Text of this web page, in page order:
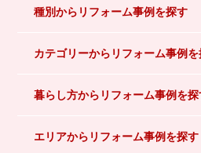
種別からリフォーム事例を探す
カテゴリーからリフォーム事例を
暮らし方からリフォーム事例を探
エリアからリフォーム事例を探す